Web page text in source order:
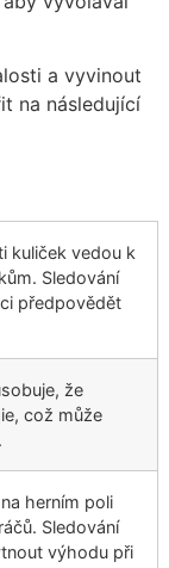
a vyvinout
na následující
kuliček vedou k
Sledování
předpovědět
že
což může
herním poli
Sledování
výhodu při